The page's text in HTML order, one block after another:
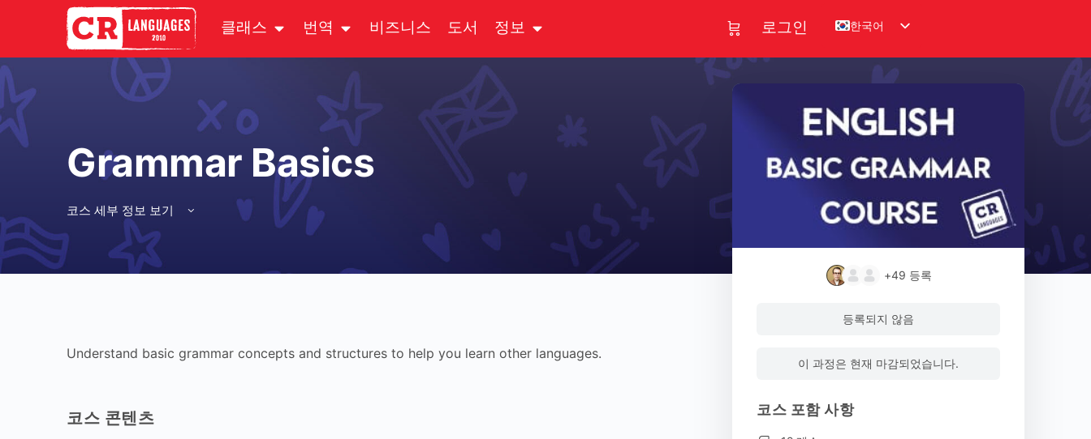
클래스 번역 비즈니스 도서 정보 로그인 한국어
Grammar Basics
코스 세부 정보 보기
Understand basic grammar concepts and structures to help you learn other languages.
코스 콘텐츠
+49 등록
등록되지 않음
이 과정은 현재 마감되었습니다.
코스 포함 사항